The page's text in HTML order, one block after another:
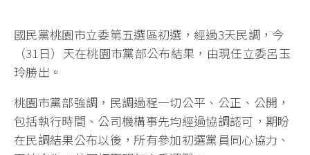
國民黨桃園市立委第五選區初選，經過3天民調，今
（31日）天在桃園市黨部公布結果，由現任立委呂玉
玲勝出。
桃園市黨部強調，民調過程一切公平、公正、公開，
包括執行時間、公司機構事先均經過協調認可，期盼
在民調結果公布以後，所有參加初選黨員同心協力、